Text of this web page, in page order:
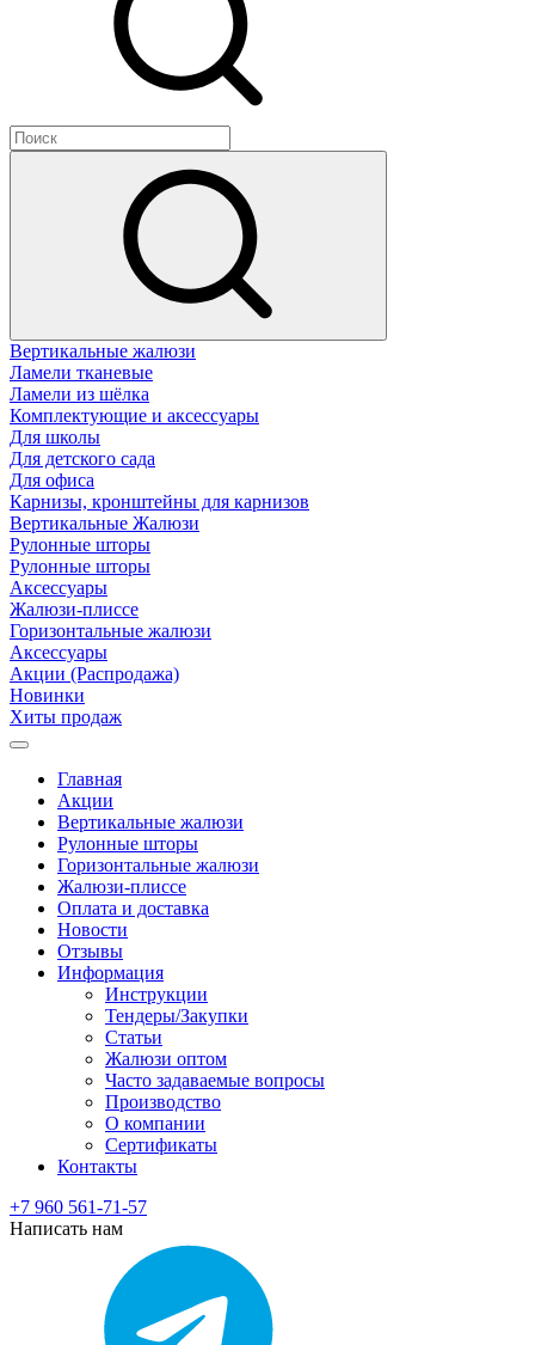
Вертикальные жалюзи
Ламели тканевые
Ламели из шёлка
Комплектующие и аксессуары
Для школы
Для детского сада
Для офиса
Карнизы, кронштейны для карнизов
Вертикальные Жалюзи
Рулонные шторы
Рулонные шторы
Аксессуары
Жалюзи-плиссе
Горизонтальные жалюзи
Аксессуары
Акции (Распродажа)
Новинки
Хиты продаж
Главная
Акции
Вертикальные жалюзи
Рулонные шторы
Горизонтальные жалюзи
Жалюзи-плиссе
Оплата и доставка
Новости
Отзывы
Информация
Инструкции
Тендеры/Закупки
Статьи
Жалюзи оптом
Часто задаваемые вопросы
Производство
О компании
Сертификаты
Контакты
+7 960 561-71-57
Написать нам